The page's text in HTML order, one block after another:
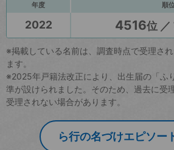
年度 順位
2022 4516位
※掲載している名前は、調査時点で受理さ
ます。
※2025年戸籍法改正により、出生届の「ふ
準が設けられました。そのため、過去に受
受理されない場合があります。
ら行の名づけエピソー